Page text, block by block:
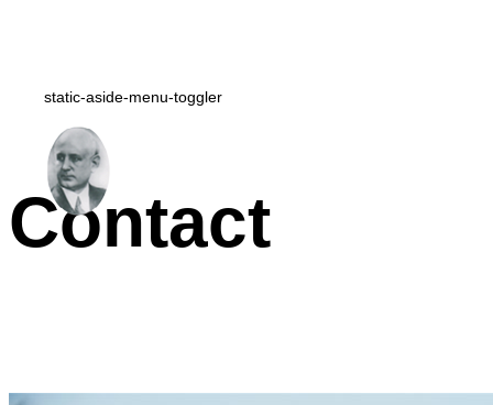
static-aside-menu-toggler
Contact